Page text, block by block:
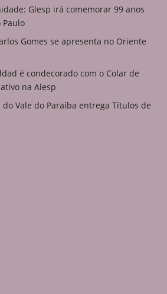
Glesp irá comemorar 99 anos
Paulo
Gomes se apresenta no Oriente
é condecorado com o Colar de
na Alesp
do Vale do Paraíba entrega Títulos de